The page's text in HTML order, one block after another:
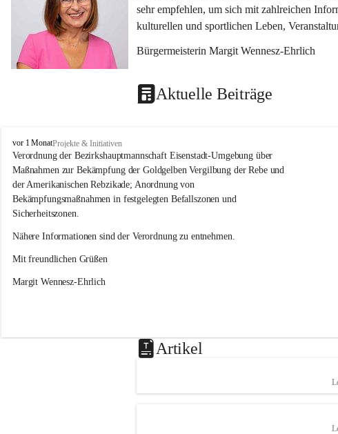
sehr empfehlen, um sich mit zahlreichen
kulturellen und sportlichen Leben,
Bürgermeisterin Margit Wennesz-Ehrlich
Aktuelle Beiträge
O
s
l
i
p
vor 1 MonatProjekte & Initiativen
Verordnung der Bezirkshauptmannschaft Eisenstadt-Umgebung über
Maßnahmen zur Bekämpfung der Goldgelben Vergilbung der Rebe und
der Amerikanischen Rebzikade; Anordnung von
Bekämpfungsmaßnahmen in festgelegten Befallszonen und
Sicherheitszonen.
Nähere Informationen sind der Verordnung zu entnehmen.
Mit freundlichen Grüßen
Margit Wennesz-Ehrlich
Artikel